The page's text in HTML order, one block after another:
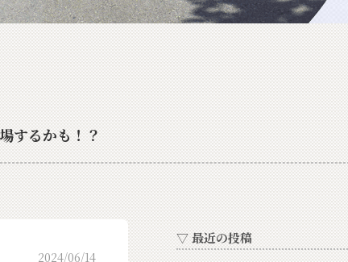
するかも！？
2024/06/14
▽ 最近の投稿